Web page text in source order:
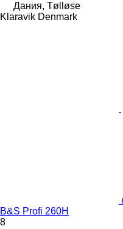
Дания, Tølløse
Klaravik Denmark
B&S Profi 260H
8